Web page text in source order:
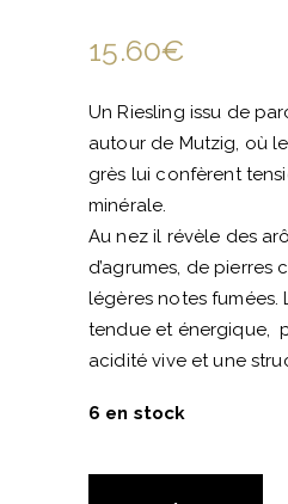
15.60€
Un Riesling issu de
autour de Mutzig, où
grès lui confèrent
minérale.
Au nez il révèle des
d’agrumes, de pierres
légères notes fumées.
tendue et énergique,
acidité vive et une
6 en stock